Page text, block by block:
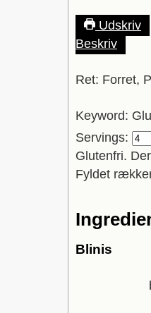
Udskriv
Beskriv
Ret: Forret,
Keyword:
Servings:
Glutenfri.
Fyldet
Blinis